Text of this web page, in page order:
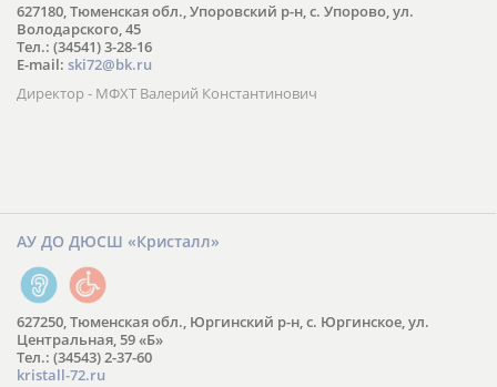
627180, Тюменская обл., Упоровский р-н, с. Упорово, ул.
Володарского, 45
Тел.: (34541) 3-28-16
E-mail: ski72@bk.ru
Директор - МФХТ Валерий Константинович
АУ ДО ДЮСШ «Кристалл»
627250, Тюменская обл., Юргинский р-н, с. Юргинское, ул.
Центральная, 59 «Б»
Тел.: (34543) 2-37-60
kristall-72.ru